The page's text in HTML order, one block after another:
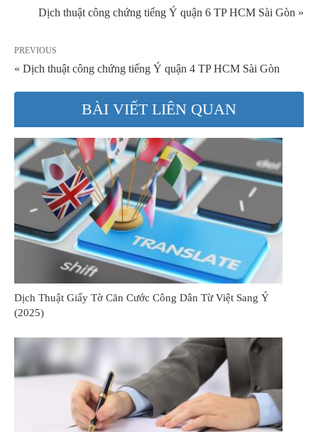
Dịch thuật công chứng tiếng Ý quận 6 TP HCM Sài Gòn »
PREVIOUS
« Dịch thuật công chứng tiếng Ý quận 4 TP HCM Sài Gòn
BÀI VIẾT LIÊN QUAN
Dịch Thuật Giấy Tờ Căn Cước Công Dân Từ Việt Sang Ý
(2025)